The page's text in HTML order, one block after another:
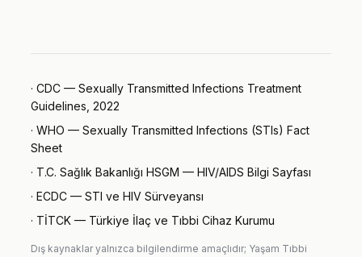
· CDC — Sexually Transmitted Infections Treatment
Guidelines, 2022
· WHO — Sexually Transmitted Infections (STIs) Fact
Sheet
· T.C. Sağlık Bakanlığı HSGM — HIV/AIDS Bilgi Sayfası
· ECDC — STI ve HIV Sürveyansı
· TİTCK — Türkiye İlaç ve Tıbbi Cihaz Kurumu
Dış kaynaklar yalnızca bilgilendirme amaçlıdır; Yaşam Tıbbi